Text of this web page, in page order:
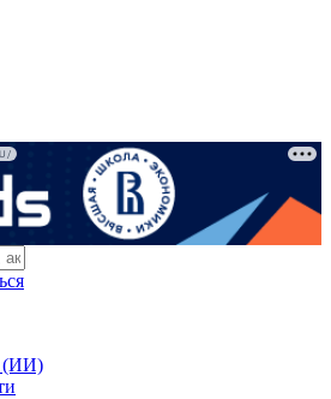
(ИИ)